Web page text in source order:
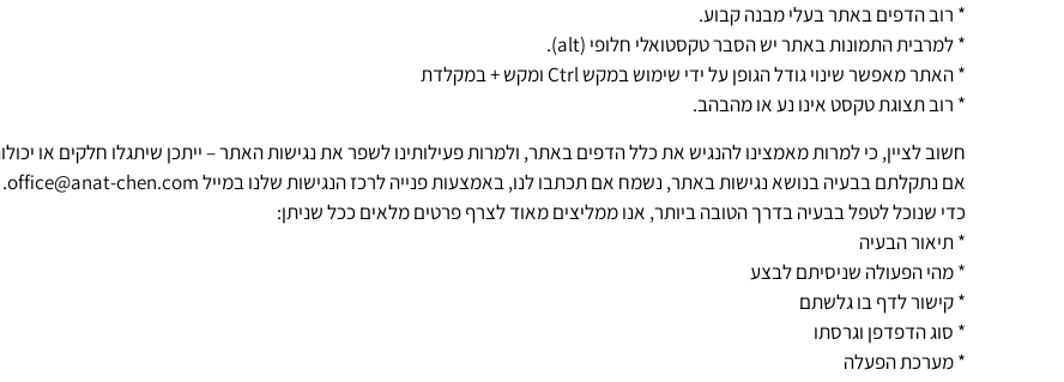
* רוב הדפים באתר בעלי מבנה קבוע.
* למרבית התמונות באתר יש הסבר טקסטואלי חלופי (alt
).
* האתר מאפשר שינוי גודל הגופן על ידי שימוש במקשCtrl ומקש + במקלדת
* רוב תצוגת טקסט אינו נע או מהבהב.
חשוב לציין, כי למרות מאמצינו להנגיש את כלל הדפים באתר, ולמרות פעילותינו לשפר את נגישות האתר – ייתכן שיתגלו חלקים או
אם נתקלתם בבעיה בנושא נגישות באתר, נשמח אם תכתבו לנו, באמצעות פנייה לרכז הנגישות שלנו במיילoffice@anat-chen.com
.
כדי שנוכל לטפל בבעיה בדרך הטובה ביותר, אנו ממליצים מאוד לצרף פרטים מלאים ככל שניתן:
* תיאור הבעיה
* מהי הפעולה שניסיתם לבצע
* קישור לדף בו גלשתם
* סוג הדפדפן וגרסתו
* מערכת הפעלה